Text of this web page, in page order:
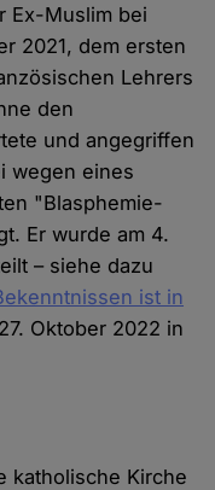
Ex-Muslim bei
2021, dem ersten
Lehrers
den
und angegriffen
wegen eines
"Blasphemie-
Er wurde am 4.
– siehe dazu
ist in
Oktober 2022 in
katholische Kirche